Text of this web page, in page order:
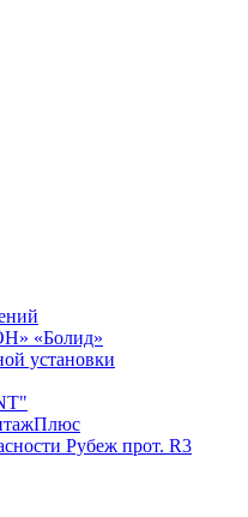
«Болид»
установки
Рубеж прот. R3